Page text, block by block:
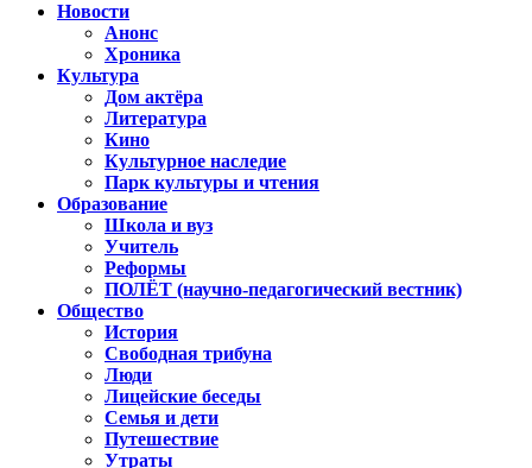
Новости
Анонс
Хроника
Культура
Дом актёра
Литература
Кино
Культурное наследие
Парк культуры и чтения
Образование
Школа и вуз
Учитель
Реформы
ПОЛЁТ (научно-педагогический вестник)
Общество
История
Свободная трибуна
Люди
Лицейские беседы
Семья и дети
Путешествие
Утраты